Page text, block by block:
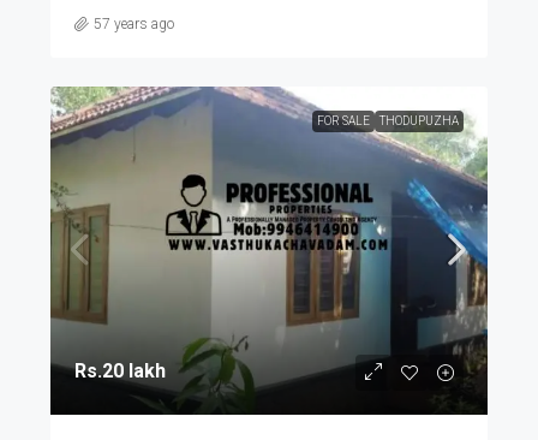
57 years ago
FOR SALE THODUPUZHA
Rs.20 lakh